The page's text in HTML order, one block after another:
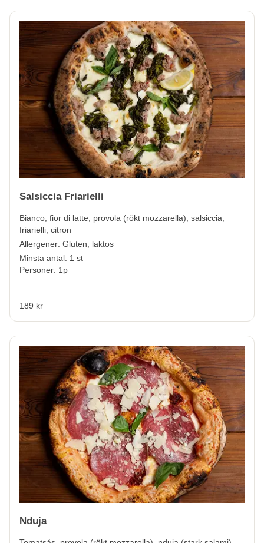
Salsiccia Friarielli
Bianco, fior di latte, provola (rökt mozzarella), salsiccia,
friarielli, citron
Allergener: Gluten, laktos
Minsta antal: 1 st
Personer: 1p
189 kr
Nduja